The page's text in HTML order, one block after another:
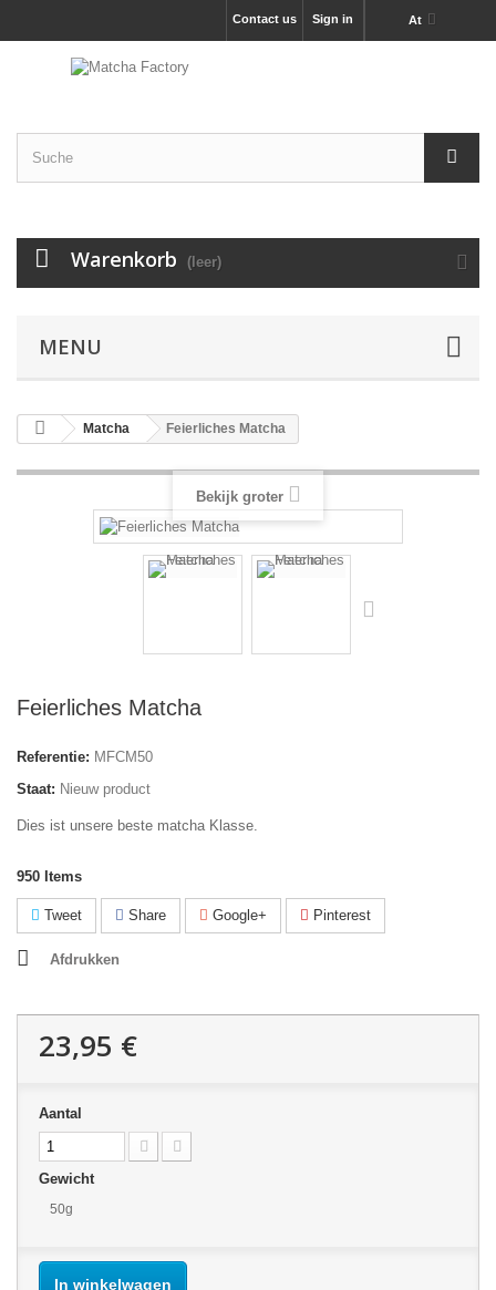
At
Sign in
Contact us
Warenkorb (leer)
MENU
Matcha Feierliches Matcha
Bekijk groter
Feierliches Matcha
Referentie: MFCM50
Staat: Nieuw product
Dies ist unsere beste matcha Klasse.
950 Items
Tweet Share Google+ Pinterest
Afdrukken
23,95 €
Aantal
Gewicht
50g
In winkelwagen